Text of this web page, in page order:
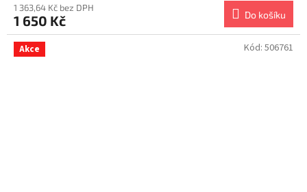
1 363,64 Kč bez DPH
1 650 Kč Do košíku
Akce Kód: 506761